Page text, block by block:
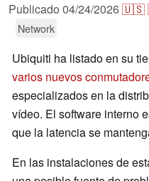
Publicado 04/24/2026🇺🇸
Network
Ubiquiti ha listado en su
varios nuevos
especializados en la
vídeo. El software interno
que la latencia se
En las instalaciones de